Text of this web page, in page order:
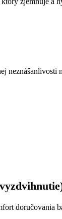
neznášanlivosti
doručovania